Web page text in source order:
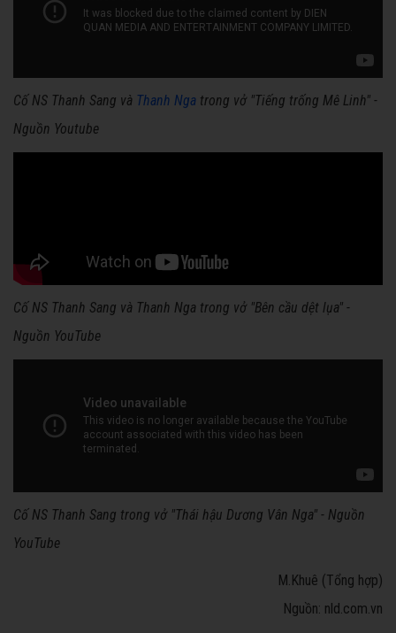
Cố NS Thanh Sang và Thanh Nga trong vở "Tiếng trống Mê Linh" -
Nguồn Youtube
Cố NS Thanh Sang và Thanh Nga trong vở "Bên cầu dệt lụa" -
Nguồn YouTube
Cố NS Thanh Sang trong vở "Thái hậu Dương Vân Nga" - Nguồn
YouTube
M.Khuê (Tổng hợp)
Nguồn: nld.com.vn